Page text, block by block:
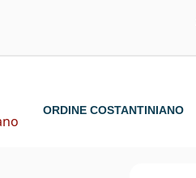
ORDINE COSTANTINIANO